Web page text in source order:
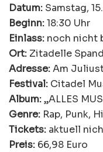
Datum: Samstag,
Beginn:18:30 Uhr
Einlass: noch nicht
Ort: Zitadelle
Adresse:Am
Festival: Citadel
Album:„ALLES
Genre: Rap, Punk,
Tickets: aktuell
Preis: 66,98 Euro